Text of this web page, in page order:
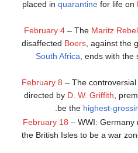
placed inquarantine for life on
February 4 – The Maritz
disaffected Boers, against the
South Africa , ends with
February 8 – The controversial
directed by D. W. Griffith,
be the highest-
February 18 – WWI: Germany
the British Isles to be a war